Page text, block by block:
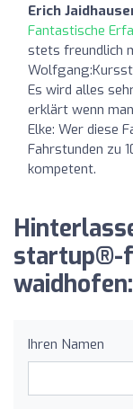
Erich
Fantastische
stets freundlich
Es wird alles
erklärt wenn
Elke: Wer diese
Fahrstunden zu
kompetent.
startup®-
waidhofen:
Ihren Namen